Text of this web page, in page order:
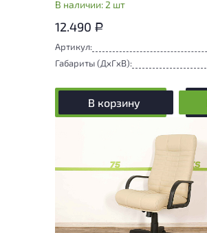
В наличии: 2 шт
12.490 Р
Артикул:
Габариты (ДxГxВ):
В корзину